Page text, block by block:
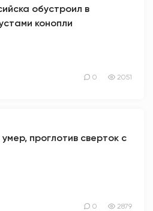
обустроил в
конопли
0 2051
проглотив сверток с
0 2879